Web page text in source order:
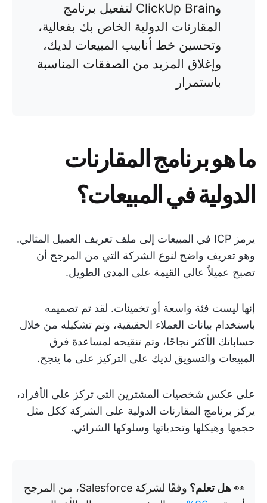
وClickUp Brain لتفعيل برنامج
المقارنات الدولية الخاص بك بفعالية،
وتحسين خط أنابيب المبيعات لديك،
وإغلاق المزيد من الصفقات المناسبة
باستمرار
ما هو برنامج المقارنات
الدولية في المبيعات؟
يرمز ICP في المبيعات إلى ملف تعريف العميل المثالي.
وهو تعريف واضح لنوع الشركة التي من المرجح أن
تصبح عميلاً عالي القيمة على المدى الطويل.
إنها ليست فئة واسعة أو تخمينات. لقد تم تصميمه
باستخدام بيانات العملاء الحقيقية، وتم تشكيله من خلال
حساباتك الأكثر نجاحًا، وتم تنقيحه لمساعدة فرق
المبيعات والتسويق لديك على التركيز على ما ينجح.
على عكس شخصيات المشترين التي تركز على الأفراد،
يركز برنامج المقارنات الدولية على الشركة ككل مثل
حجمها وهيكلها وتحدياتها وسلوكها الشرائي.
👀 هل تعلم؟
وفقًا لشركة Salesforce، من المرجح